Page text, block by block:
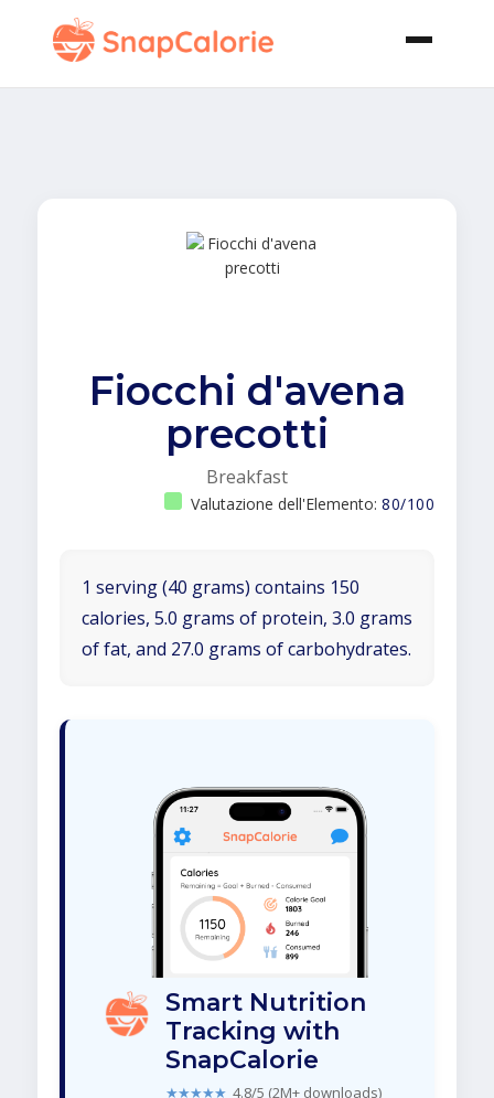
Fiocchi d'avena
precotti
Breakfast
Valutazione dell'Elemento: 80/100
1 serving (40 grams) contains 150
calories, 5.0 grams of protein, 3.0 grams
of fat, and 27.0 grams of carbohydrates.
Smart Nutrition
Tracking with
SnapCalorie
★★★★★ 4.8/5 (2M+ downloads)